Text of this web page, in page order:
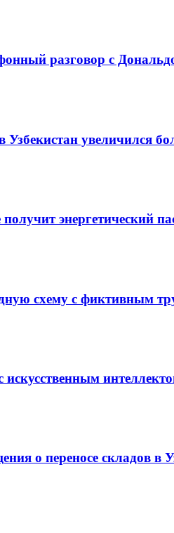
разговор с
увеличился
энергетический
схему с фиктивным
о переносе складов в